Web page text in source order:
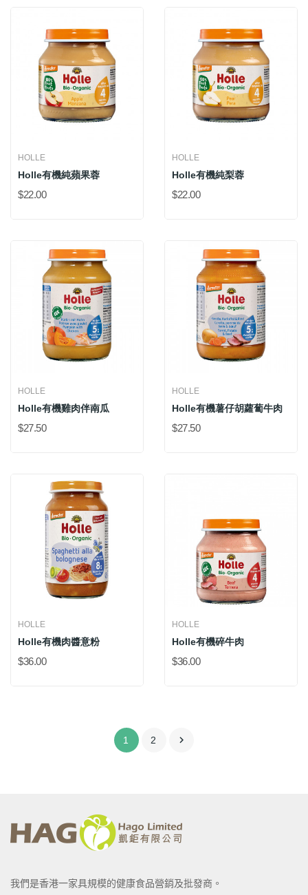
HOLLE
Holle有機純蘋果蓉
$22.00
HOLLE
Holle有機純梨蓉
$22.00
HOLLE
Holle有機雞肉伴南瓜
$27.50
HOLLE
Holle有機薯仔胡蘿蔔牛肉
$27.50
HOLLE
Holle有機肉醬意粉
$36.00
HOLLE
Holle有機碎牛肉
$36.00
1 2 
我們是香港一家具規模的健康食品營銷及批發商。